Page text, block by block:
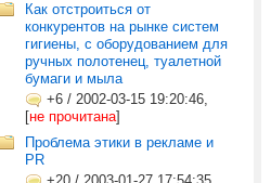
Как отстроиться от
конкурентов на рынке систем
гигиены, с оборудованием для
ручных полотенец, туалетной
бумаги и мыла
+6 / 2002-03-15 19:20:46,
[не прочитана]
Проблема этики в рекламе и
PR